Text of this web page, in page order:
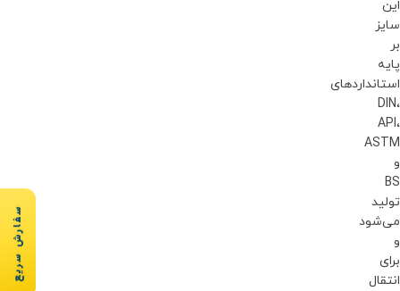
این
سایز
بر
پایه
استانداردهای
DIN،
API،
ASTM
و
BS
تولید
می‌شود
و
برای
انتقال
سفارش سریع